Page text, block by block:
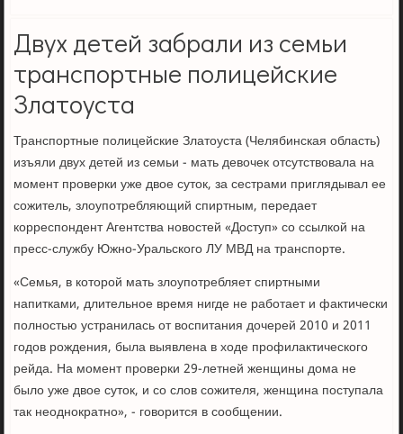
Двух детей забрали из семьи
транспортные полицейские
Златоуста
Транспортные полицейские Златоуста (Челябинская область)
изъяли двух детей из семьи - мать девочек отсутствовала на
момент проверки уже двое суток, за сестрами приглядывал ее
сожитель, злоупотребляющий спиртным, передает
корреспондент Агентства новостей «Доступ» со ссылкой на
пресс-службу Южно-Уральского ЛУ МВД на транспорте.
«Семья, в которой мать злоупотребляет спиртными
напитками, длительное время нигде не работает и фактически
полностью устранилась от воспитания дочерей 2010 и 2011
годов рождения, была выявлена в ходе профилактического
рейда. На момент проверки 29-летней женщины дома не
было уже двое суток, и со слов сожителя, женщина поступала
так неоднократно», - говорится в сообщении.